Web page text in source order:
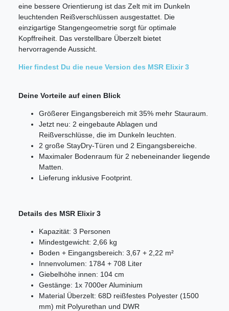
eine bessere Orientierung ist das Zelt mit im Dunkeln
leuchtenden Reißverschlüssen ausgestattet. Die
einzigartige Stangengeometrie sorgt für optimale
Kopffreiheit. Das verstellbare Überzelt bietet
hervorragende Aussicht.
Hier findest Du die neue Version des MSR Elixir 3
Deine Vorteile auf einen Blick
Größerer Eingangsbereich mit 35% mehr Stauraum.
Jetzt neu: 2 eingebaute Ablagen und
Reißverschlüsse, die im Dunkeln leuchten.
2 große StayDry-Türen und 2 Eingangsbereiche.
Maximaler Bodenraum für 2 nebeneinander liegende
Matten.
Lieferung inklusive Footprint.
Details des MSR Elixir 3
Kapazität: 3 Personen
Mindestgewicht: 2,66 kg
Boden + Eingangsbereich: 3,67 + 2,22 m²
Innenvolumen: 1784 + 708 Liter
Giebelhöhe innen: 104 cm
Gestänge: 1x 7000er Aluminium
Material Überzelt: 68D reißfestes Polyester (1500
mm) mit Polyurethan und DWR